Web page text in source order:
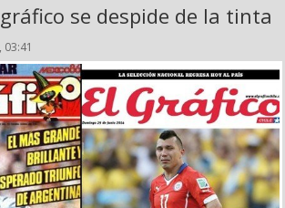
se despide de la tinta
03:41